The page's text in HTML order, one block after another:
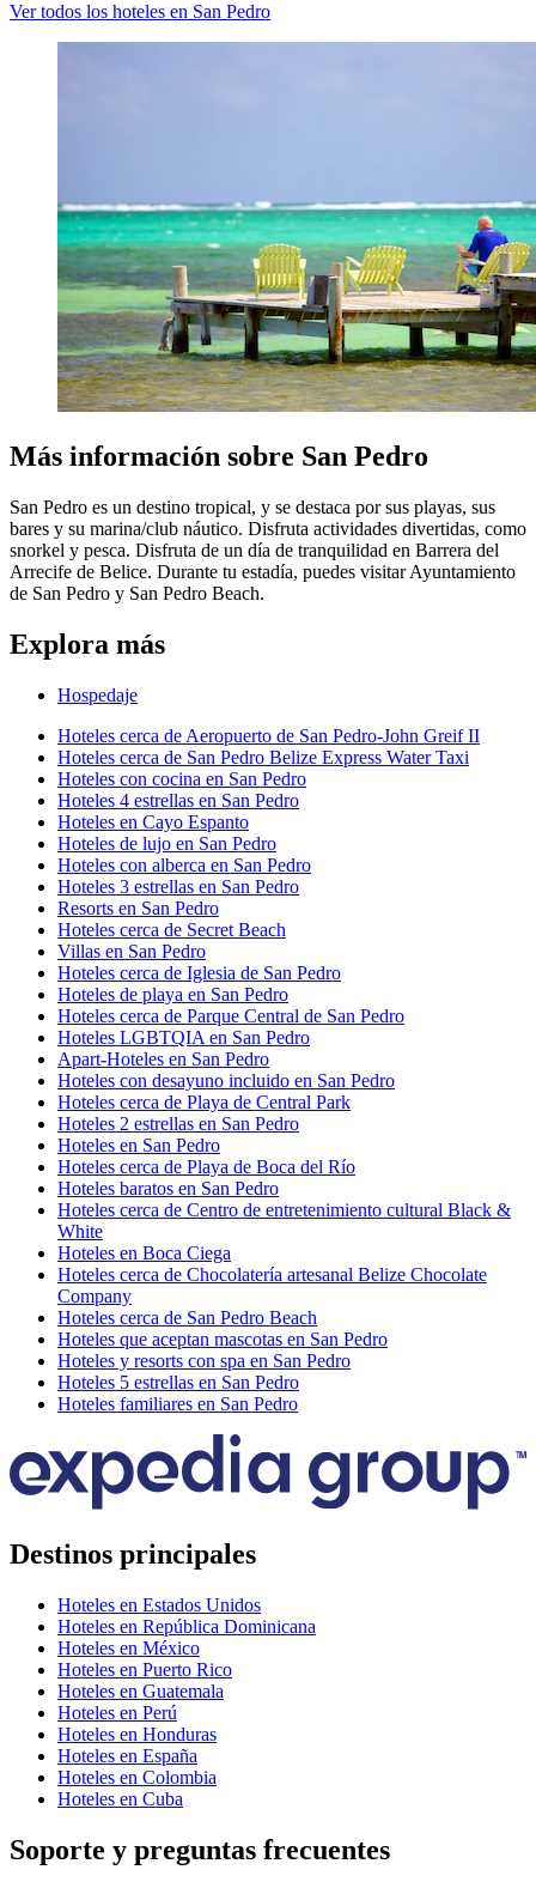
Ver todos los hoteles en San Pedro
Más información sobre San Pedro
San Pedro es un destino tropical, y se destaca por sus playas, sus
bares y su marina/club náutico. Disfruta actividades divertidas, como
snorkel y pesca. Disfruta de un día de tranquilidad en Barrera del
Arrecife de Belice. Durante tu estadía, puedes visitar Ayuntamiento
de San Pedro y San Pedro Beach.
Explora más
Hospedaje
Hoteles cerca de Aeropuerto de San Pedro-John Greif II
Hoteles cerca de San Pedro Belize Express Water Taxi
Hoteles con cocina en San Pedro
Hoteles 4 estrellas en San Pedro
Hoteles en Cayo Espanto
Hoteles de lujo en San Pedro
Hoteles con alberca en San Pedro
Hoteles 3 estrellas en San Pedro
Resorts en San Pedro
Hoteles cerca de Secret Beach
Villas en San Pedro
Hoteles cerca de Iglesia de San Pedro
Hoteles de playa en San Pedro
Hoteles cerca de Parque Central de San Pedro
Hoteles LGBTQIA en San Pedro
Apart-Hoteles en San Pedro
Hoteles con desayuno incluido en San Pedro
Hoteles cerca de Playa de Central Park
Hoteles 2 estrellas en San Pedro
Hoteles en San Pedro
Hoteles cerca de Playa de Boca del Río
Hoteles baratos en San Pedro
Hoteles cerca de Centro de entretenimiento cultural Black &
White
Hoteles en Boca Ciega
Hoteles cerca de Chocolatería artesanal Belize Chocolate
Company
Hoteles cerca de San Pedro Beach
Hoteles que aceptan mascotas en San Pedro
Hoteles y resorts con spa en San Pedro
Hoteles 5 estrellas en San Pedro
Hoteles familiares en San Pedro
Destinos principales
Hoteles en Estados Unidos
Hoteles en República Dominicana
Hoteles en México
Hoteles en Puerto Rico
Hoteles en Guatemala
Hoteles en Perú
Hoteles en Honduras
Hoteles en España
Hoteles en Colombia
Hoteles en Cuba
Soporte y preguntas frecuentes